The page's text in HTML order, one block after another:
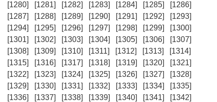
[1280]
[1281] [1282] [1283] [1284] [1285]
[1286]
[1287]
[1288] [1289] [1290] [1291] [1292]
[1293]
[1294]
[1295] [1296] [1297] [1298] [1299]
[1300]
[1301]
[1302] [1303] [1304] [1305] [1306]
[1307]
[1308]
[1309] [1310] [1311] [1312] [1313]
[1314]
[1315]
[1316] [1317] [1318] [1319] [1320]
[1321]
[1322]
[1323] [1324] [1325] [1326] [1327]
[1328]
[1329]
[1330] [1331] [1332] [1333] [1334]
[1335]
[1336]
[1337] [1338] [1339] [1340] [1341]
[1342]